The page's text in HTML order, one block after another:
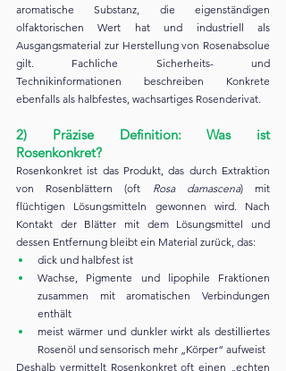
aromatische Substanz, die eigenständigen
olfaktorischen Wert hat und industriell als
Ausgangsmaterial zur Herstellung von Rosenabsolue
gilt. Fachliche Sicherheits- und
Technikinformationen beschreiben Konkrete
ebenfalls als halbfestes, wachsartiges Rosenderivat.
2) Präzise Definition: Was ist
Rosenkonkret?
Rosenkonkret ist das Produkt, das durch Extraktion
von Rosenblättern (oft Rosa damascena) mit
flüchtigen Lösungsmitteln gewonnen wird. Nach
Kontakt der Blätter mit dem Lösungsmittel und
dessen Entfernung bleibt ein Material zurück, das:
dick und halbfest ist
Wachse, Pigmente und lipophile Fraktionen
zusammen mit aromatischen Verbindungen
enthält
meist wärmer und dunkler wirkt als destilliertes
Rosenöl und sensorisch mehr „Körper“ aufweist
Deshalb vermittelt Rosenkonkret oft einen „echten